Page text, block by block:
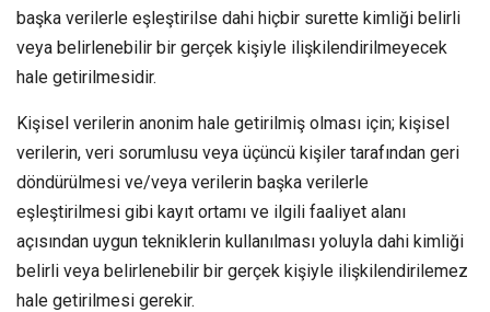
başka verilerle eşleştirilse dahi hiçbir surette kimliği belirli
veya belirlenebilir bir gerçek kişiyle ilişkilendirilmeyecek
hale getirilmesidir.
Kişisel verilerin anonim hale getirilmiş olması için; kişisel
verilerin, veri sorumlusu veya üçüncü kişiler tarafından geri
döndürülmesi ve/veya verilerin başka verilerle
eşleştirilmesi gibi kayıt ortamı ve ilgili faaliyet alanı
açısından uygun tekniklerin kullanılması yoluyla dahi kimliği
belirli veya belirlenebilir bir gerçek kişiyle ilişkilendirilemez
hale getirilmesi gerekir.